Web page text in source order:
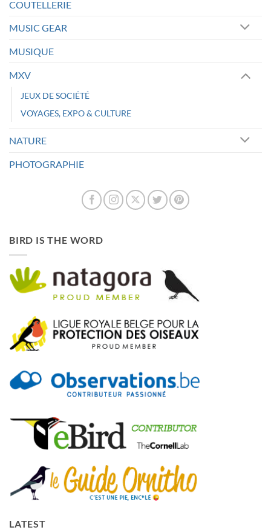
COUTELLERIE
MUSIC GEAR
MUSIQUE
MXV
JEUX DE SOCIÉTÉ
VOYAGES, EXPO & CULTURE
NATURE
PHOTOGRAPHIE
BIRD IS THE WORD
LATEST